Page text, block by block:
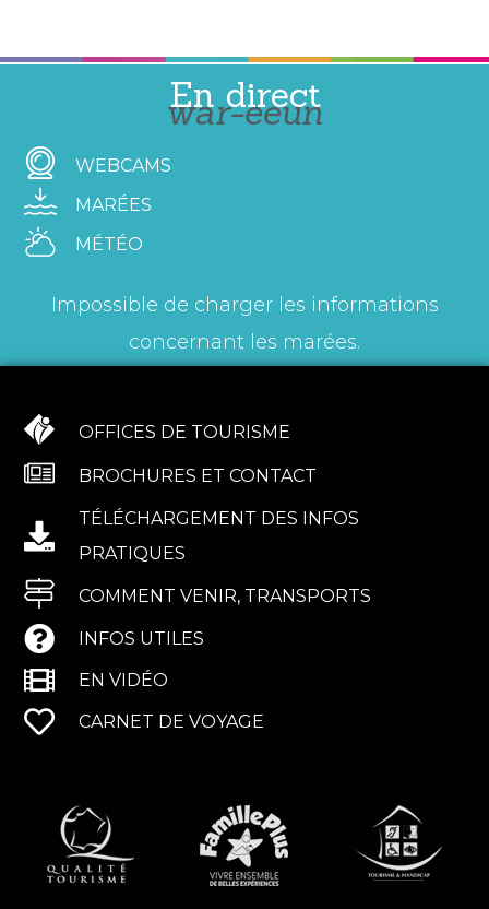
En direct
war-eeun
WEBCAMS
MARÉES
MÉTÉO
Impossible de charger les informations
concernant les marées.
OFFICES DE TOURISME
BROCHURES ET CONTACT
TÉLÉCHARGEMENT DES INFOS
PRATIQUES
COMMENT VENIR, TRANSPORTS
INFOS UTILES
EN VIDÉO
CARNET DE VOYAGE